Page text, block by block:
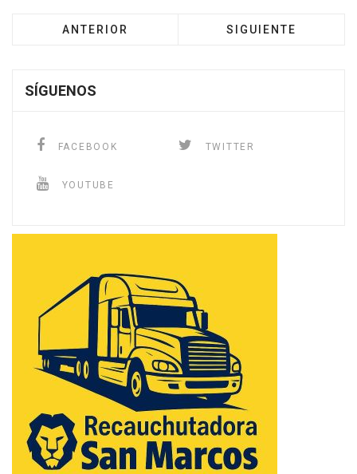
ANTERIOR SIGUIENTE
SÍGUENOS
FACEBOOK TWITTER
YOUTUBE